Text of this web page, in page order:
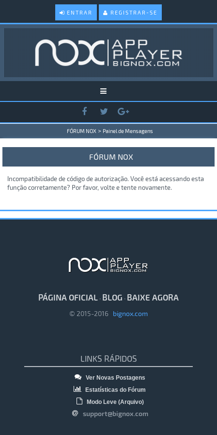
ENTRAR REGISTRAR-SE
FÓRUM NOX > Painel de Mensagens
FÓRUM NOX
Incompatibilidade de código de autorização. Você está acessando esta
função corretamente? Por favor, volte e tente novamente.
PÁGINA OFICIAL · BLOG · BAIXE AGORA
© 2015-2016 bignox.com
LINKS RÁPIDOS
Ver Novas Postagens
Estatísticas do Fórum
Modo Leve (Arquivo)
support@bignox.com